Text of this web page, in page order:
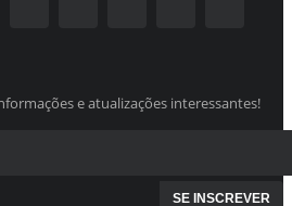
e atualizações interessantes!